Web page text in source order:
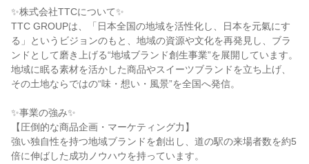
✨株式会社TTCについて✨
TTC GROUPは、「日本全国の地域を活性化し、日本を元氣にす
る」というビジョンのもと、地域の資源や文化を再発見し、ブラ
ンドとして磨き上げる“地域ブランド創生事業”を展開しています。
地域に眠る素材を活かした商品やスイーツブランドを立ち上げ、
その土地ならではの“味・想い・風景”を全国へ発信。
✨事業の強み✨
【圧倒的な商品企画・マーケティング力】
強い独自性を持つ地域ブランドを創出し、道の駅の来場者数を約5
倍に伸ばした成功ノウハウを持っています。